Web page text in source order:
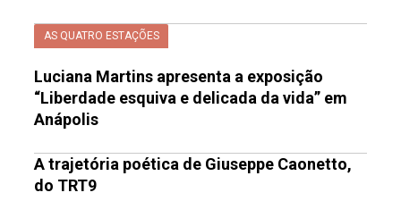
AS QUATRO ESTAÇÕES
Luciana Martins apresenta a exposição
“Liberdade esquiva e delicada da vida” em
Anápolis
A trajetória poética de Giuseppe Caonetto,
do TRT9